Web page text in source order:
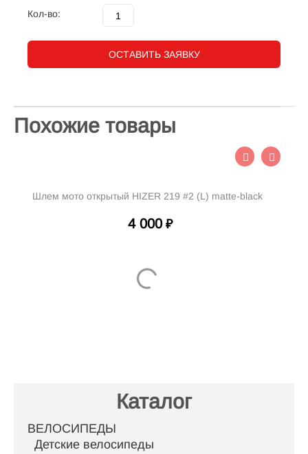
Кол-во:
ОСТАВИТЬ ЗАЯВКУ
Похожие товары
Шлем мото открытый HIZER 219 #2 (L) matte-black
4 000 ₽
Каталог
ВЕЛОСИПЕДЫ
Детские велосипеды